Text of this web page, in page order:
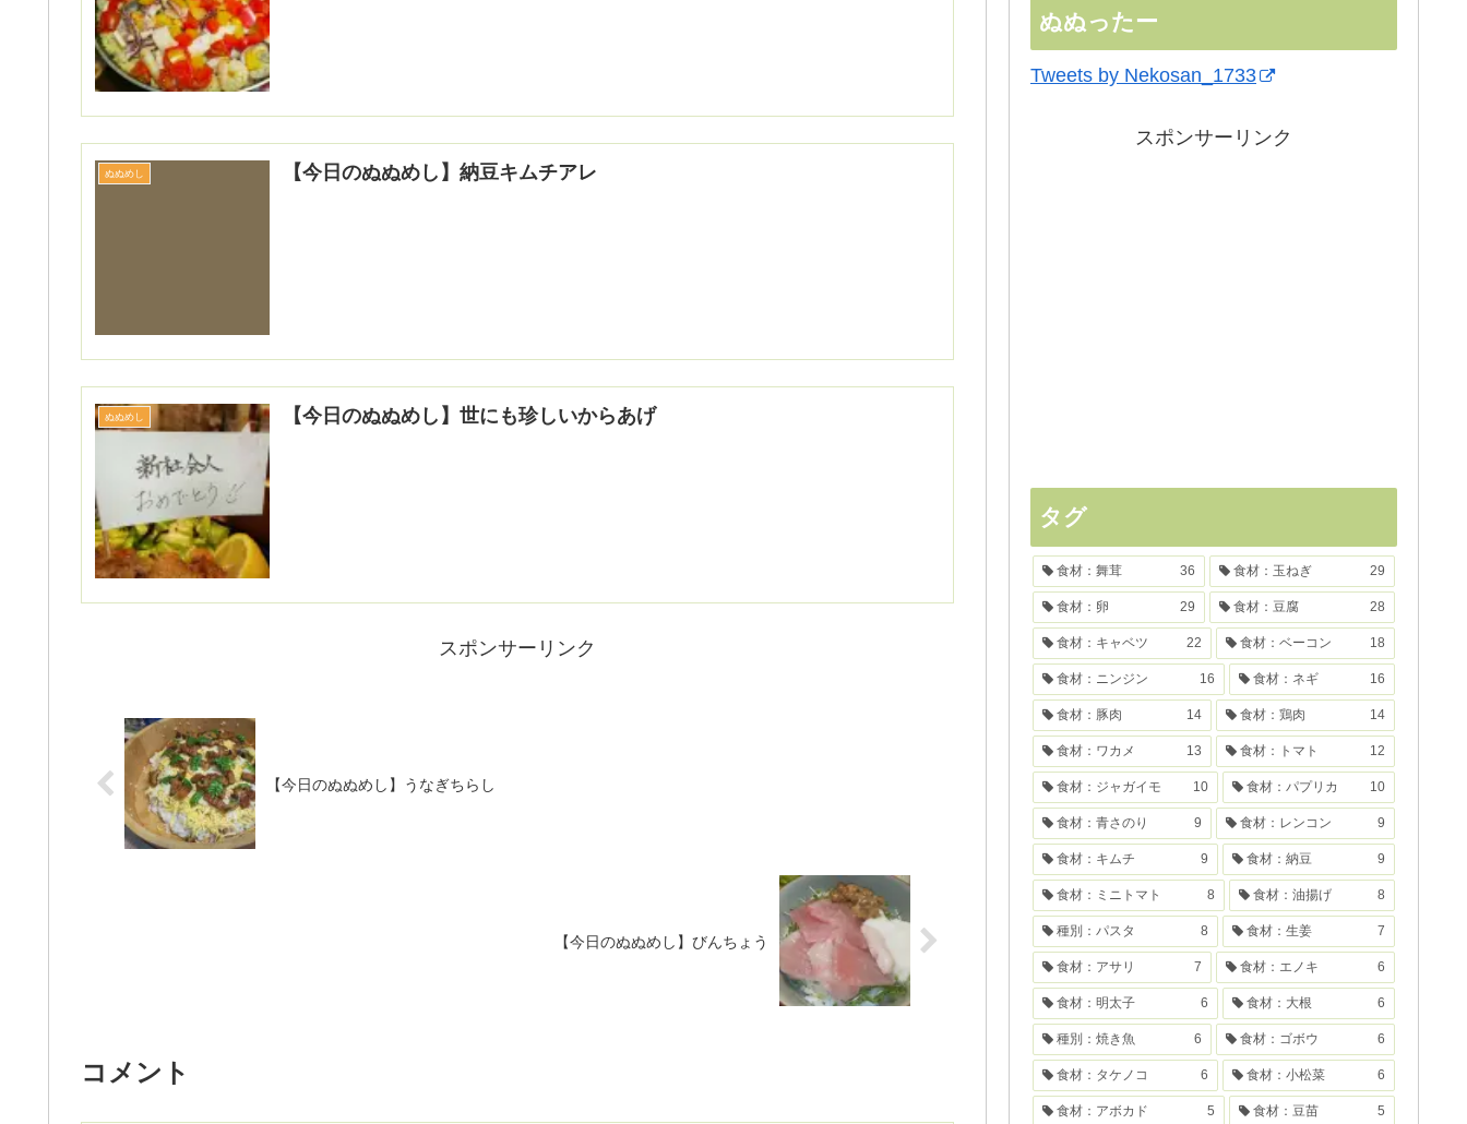
ぬぬめし 【今日のぬぬめし】納豆キムチアレ
ぬぬめし 【今日のぬぬめし】世にも珍しいからあげ
スポンサーリンク
【今日のぬぬめし】うなぎちらし
【今日のぬぬめし】びんちょう
コメント
ぬぬったー
Tweets by Nekosan_1733
スポンサーリンク
タグ
食材：舞茸 36 食材：玉ねぎ 29
食材：卵 29 食材：豆腐 28
食材：キャベツ 22 食材：ベーコン 18
食材：ニンジン 16 食材：ネギ 16
食材：豚肉 14 食材：鶏肉 14
食材：ワカメ 13 食材：トマト 12
食材：ジャガイモ 10 食材：パプリカ 10
食材：青さのり 9 食材：レンコン 9
食材：キムチ 9 食材：納豆 9
食材：ミニトマト 8 食材：油揚げ 8
種別：パスタ 8 食材：生姜 7
食材：アサリ 7 食材：エノキ 6
食材：明太子 6 食材：大根 6
種別：焼き魚 6 食材：ゴボウ 6
食材：タケノコ 6 食材：小松菜 6
食材：アボカド 5 食材：豆苗 5